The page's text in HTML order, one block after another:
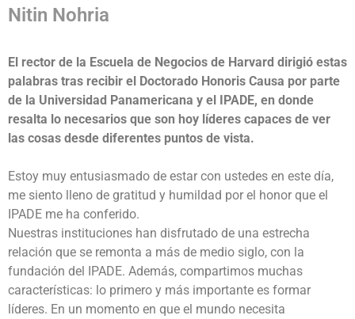
Nitin Nohria
El rector de la Escuela de Negocios de Harvard dirigió estas
palabras tras recibir el Doctorado Honoris Causa por parte
de la Universidad Panamericana y el IPADE, en donde
resalta lo necesarios que son hoy líderes capaces de ver
las cosas desde diferentes puntos de vista.
Estoy muy entusiasmado de estar con ustedes en este día,
me siento lleno de gratitud y humildad por el honor que el
IPADE me ha conferido.
Nuestras instituciones han disfrutado de una estrecha
relación que se remonta a más de medio siglo, con la
fundación del IPADE. Además, compartimos muchas
características: lo primero y más importante es formar
líderes. En un momento en que el mundo necesita